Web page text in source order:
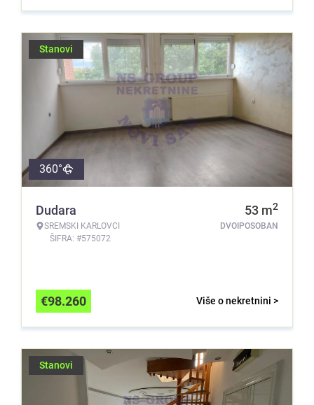
Stanovi
360°
Dudara
SREMSKI KARLOVCI
ŠIFRA: #575072
53 m2
DVOIPOSOBAN
Više o nekretnini >
€98.260
Stanovi